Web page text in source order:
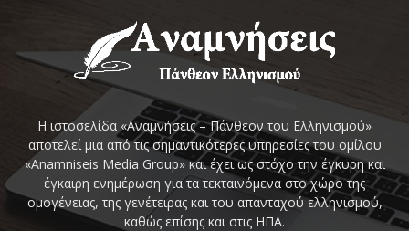
Η ιστοσελίδα «Αναμνήσεις – Πάνθεον του Ελληνισμού»
αποτελεί μια από τις σημαντικότερες υπηρεσίες του ομίλου
«Anamniseis Media Group» και έχει ως στόχο την έγκυρη και
έγκαιρη ενημέρωση για τα τεκταινόμενα στο χώρο της
ομογένειας, της γενέτειρας και του απανταχού ελληνισμού,
καθώς επίσης και στις ΗΠΑ.